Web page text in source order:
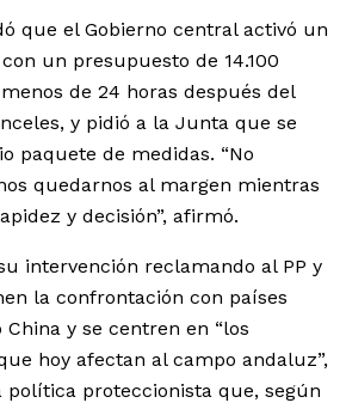
que el Gobierno central activó un
un presupuesto de 14.100
de 24 horas después del
y pidió a la Junta que se
paquete de medidas. “No
quedarnos al margen mientras
y decisión”, afirmó.
intervención reclamando al PP y
la confrontación con países
y se centren en “los
hoy afectan al campo andaluz”,
política proteccionista que, según